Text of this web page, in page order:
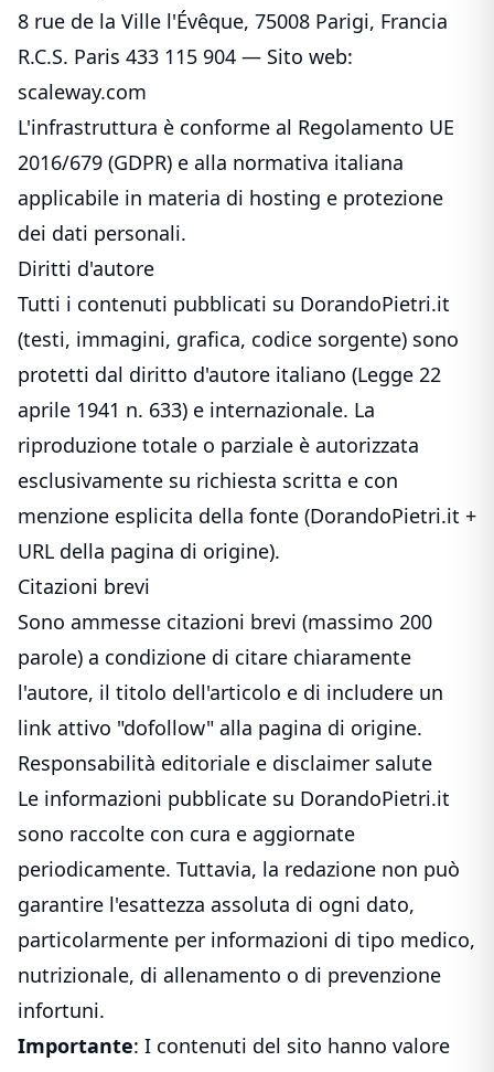
8 rue de la Ville l'Évêque, 75008 Parigi, Francia
R.C.S. Paris 433 115 904 — Sito web:
scaleway.com
L'infrastruttura è conforme al Regolamento UE
2016/679 (GDPR) e alla normativa italiana
applicabile in materia di hosting e protezione
dei dati personali.
Diritti d'autore
Tutti i contenuti pubblicati su DorandoPietri.it
(testi, immagini, grafica, codice sorgente) sono
protetti dal diritto d'autore italiano (Legge 22
aprile 1941 n. 633) e internazionale. La
riproduzione totale o parziale è autorizzata
esclusivamente su richiesta scritta e con
menzione esplicita della fonte (DorandoPietri.it +
URL della pagina di origine).
Citazioni brevi
Sono ammesse citazioni brevi (massimo 200
parole) a condizione di citare chiaramente
l'autore, il titolo dell'articolo e di includere un
link attivo "dofollow" alla pagina di origine.
Responsabilità editoriale e disclaimer salute
Le informazioni pubblicate su DorandoPietri.it
sono raccolte con cura e aggiornate
periodicamente. Tuttavia, la redazione non può
garantire l'esattezza assoluta di ogni dato,
particolarmente per informazioni di tipo medico,
nutrizionale, di allenamento o di prevenzione
infortuni.
Importante: I contenuti del sito hanno valore